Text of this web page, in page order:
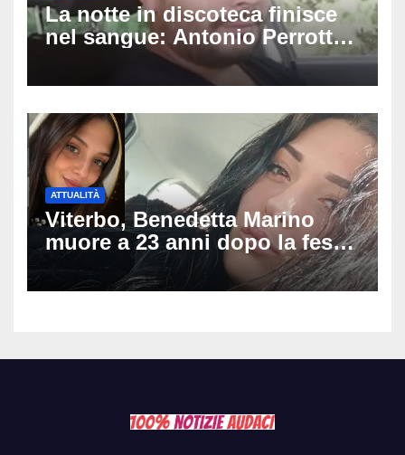
La notte in discoteca finisce
nel sangue: Antonio Perrotta
pestato a Sangineto, muore a
34 anni e lascia 4 figli
ATTUALITÀ
Viterbo, Benedetta Marino
muore a 23 anni dopo la festa
di compleanno: trovata senza
vita nell’ex consorzio, è giallo